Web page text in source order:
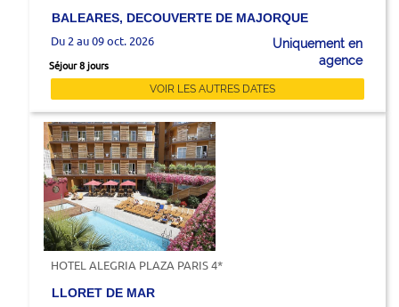
BALEARES, DECOUVERTE DE MAJORQUE
Du 2 au 09 oct. 2026
Séjour 8 jours
Uniquement en
agence
VOIR LES AUTRES DATES
HOTEL ALEGRIA PLAZA PARIS 4*
LLORET DE MAR